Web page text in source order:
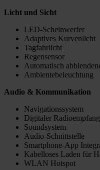
Licht und Sicht
LED-Scheinwerfer
Adaptives Kurvenlicht
Tagfahrlicht
Regensensor
Automatisch
Ambientebeleuchtung
Audio & Kommunikation
Navigationssystem
Digitaler
Soundsystem
Audio-Schnittstelle
Smartphone-App
Kabelloses Laden für
WLAN Hotspot